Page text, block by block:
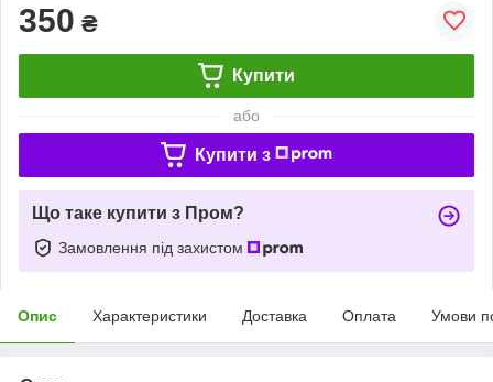
350 ₴
Купити
або
Купити з
Що таке купити з Пром?
Замовлення під захистом
Опис Характеристики Доставка Оплата Умови